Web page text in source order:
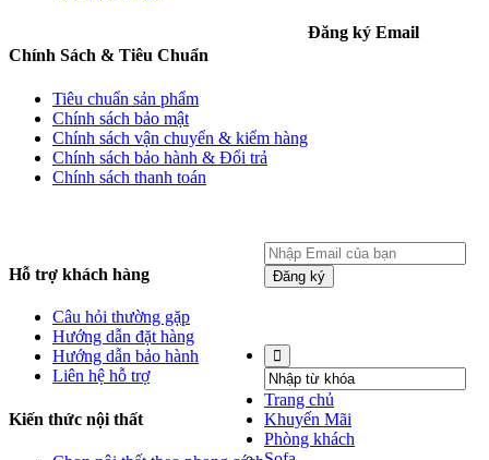
Chính Sách & Tiêu Chuẩn
Tiêu chuẩn sản phẩm
Chính sách bảo mật
Chính sách vận chuyển & kiểm hàng
Chính sách bảo hành & Đổi trả
Chính sách thanh toán
Hỗ trợ khách hàng
Câu hỏi thường gặp
Hướng dẫn đặt hàng
Hướng dẫn bảo hành
Liên hệ hỗ trợ
Kiến thức nội thất
Đăng ký Email
Đăng ký
Trang chủ
Khuyến Mãi
Phòng khách